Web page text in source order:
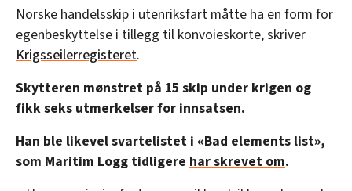
Norske handelsskip i utenriksfart måtte ha en form for
egenbeskyttelse i tillegg til konvoieskorte, skriver
Krigsseilerregisteret.
Skytteren mønstret på 15 skip under krigen og
fikk seks utmerkelser for innsatsen.
Han ble likevel svartelistet i «Bad elements list»,
som Maritim Logg tidligere har skrevet om.